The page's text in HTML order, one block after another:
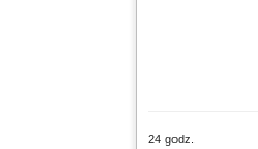
24 godz.